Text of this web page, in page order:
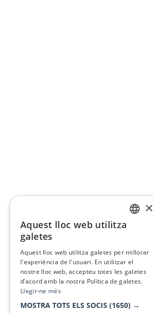
×
Aquest lloc web utilitza
galetes
Aquest lloc web utilitza galetes per millorar
l'experiència de l'usuari. En utilitzar el
nostre lloc web, accepteu totes les galetes
d’acord amb la nostra Política de galetes.
Llegir-ne més
MOSTRA TOTS ELS SOCIS (1650) →